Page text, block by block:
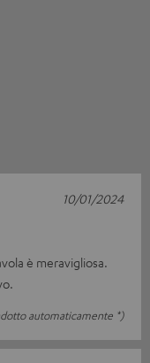
è meravigliosa.
automaticamente *)
10/01/2024